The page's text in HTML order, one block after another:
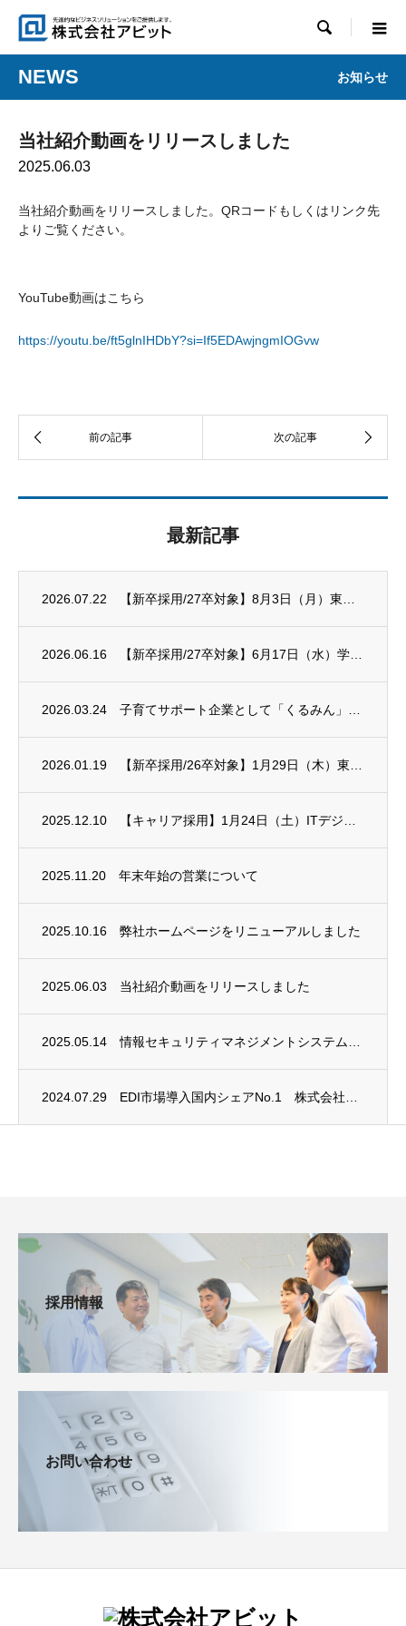

NEWS お知らせ
当社紹介動画をリリースしました
2025.06.03
当社紹介動画をリリースしました。QRコードもしくはリンク先
よりご覧ください。
YouTube動画はこちら
https://youtu.be/ft5glnIHDbY?si=If5EDAwjngmIOGvw
最新記事
2026.07.22
2026.06.16
2026.03.24
2026.01.19
2025.12.10
2025.11.20 年末年始の営業について
2025.10.16 弊社ホームページをリニューアルしました
2025.06.03 当社紹介動画をリリースしました
2025.05.14
2024.07.29
採用情報
お問い合わせ